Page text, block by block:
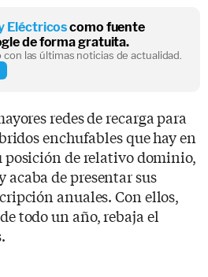
Eléctricoscomo fuente
de forma gratuita.
las últimas noticias de actualidad.
redes de recarga para
enchufables que hay en
posición de relativo dominio,
acaba de presentar sus
anuales. Con ellos,
todo un año, rebaja el